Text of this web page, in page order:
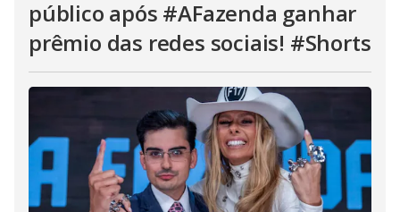
público após #AFazenda ganhar
prêmio das redes sociais! #Shorts